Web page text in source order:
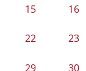
15 16
22 23
29 30